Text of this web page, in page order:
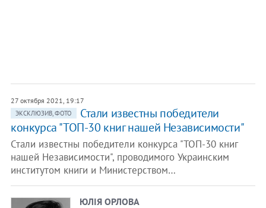
27 октября 2021, 19:17
ЭКСКЛЮЗИВ, ФОТО
Стали известны победители
конкурса "ТОП-30 книг нашей Независимости"
Стали известны победители конкурса "ТОП-30 книг
нашей Независимости", проводимого Украинским
институтом книги и Министерством…
ЮЛІЯ ОРЛОВА